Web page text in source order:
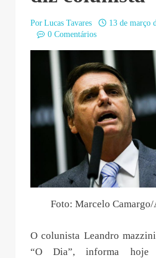
Por Lucas Tavares
13 de março
0 Comentários
Foto: Marcelo
O colunista Leandro
“O Dia”, informa hoje